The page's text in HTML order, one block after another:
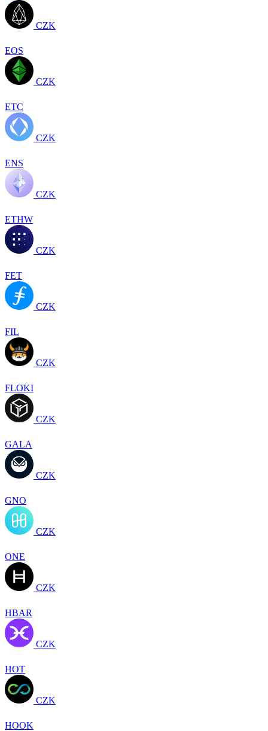
CZK
EOS
CZK
ETC
CZK
ENS
CZK
ETHW
CZK
FET
CZK
FIL
CZK
FLOKI
CZK
GALA
CZK
GNO
CZK
ONE
CZK
HBAR
CZK
HOT
CZK
HOOK